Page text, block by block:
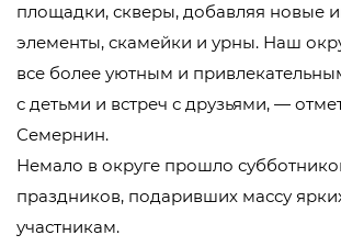
площадки, скверы, добавляя новые
элементы, скамейки и урны. Наш
все более уютным и
с детьми и встреч с друзьями, —
Семернин.
Немало в округе прошло
праздников, подаривших массу
участникам.